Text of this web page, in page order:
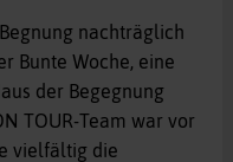
nachträglich
Bunte Woche, eine
der Begegnung
TOUR-Team war vor
vielfältig die